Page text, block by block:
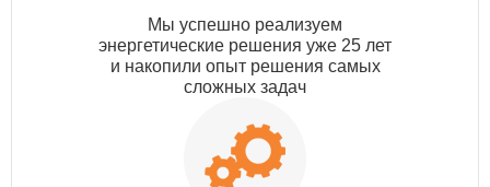
Мы успешно реализуем
энергетические решения уже 25 лет
и накопили опыт решения самых
сложных задач